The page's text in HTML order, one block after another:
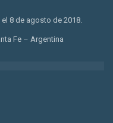
8 de agosto de 2018.
Fe – Argentina